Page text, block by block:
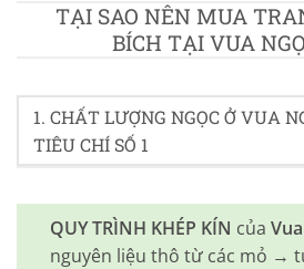
TẠI SAO NÊN MUA
BÍCH TẠI VUA
1. CHẤT LƯỢNG NGỌC Ở VUA
TIÊU CHÍ SỐ 1
QUY TRÌNH KHÉP KÍN của
nguyên liệu thô từ các mỏ →